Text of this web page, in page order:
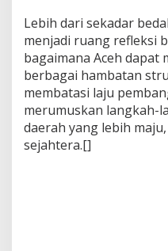
Lebih dari sekadar
menjadi ruang refleksi
bagaimana Aceh dapat
berbagai hambatan
membatasi laju
merumuskan langkah-
daerah yang lebih
sejahtera.[]